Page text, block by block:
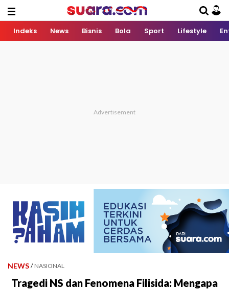
Indeks News Bisnis Bola Sport Lifestyle
NEWS / NASIONAL
Tragedi NS dan Fenomena Filisida: Mengapa